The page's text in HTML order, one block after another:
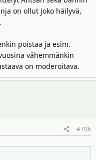
on ollut joko häilyvä,
poistaa ja esim.
vähemmänkin
on moderoitava.
#706